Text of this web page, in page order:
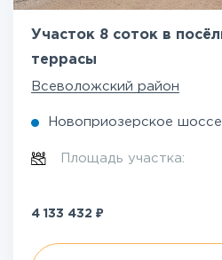
Участок 8 соток в
террасы
Всеволожский район
Новоприозерское шоссе
Площадь участка:
4 133 432 ₽